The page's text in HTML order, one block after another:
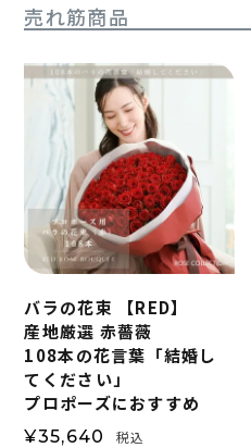
売れ筋商品
バラの花束 【RED】
産地厳選 赤薔薇
108本の花言葉「結婚し
てください」
プロポーズにおすすめ
¥35,640 税込